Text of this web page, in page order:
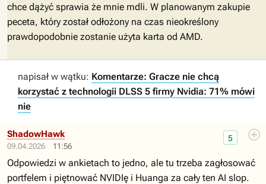
chce dążyć sprawia że mnie mdli. W planowanym zakupie
peceta, który został odłożony na czas nieokreślony
prawdopodobnie zostanie użyta karta od AMD.
napisał w wątku: Komentarze: Gracze nie chcą
korzystać z technologii DLSS 5 firmy Nvidia: 71% mówi
nie
09.04.2026 11:56
5
ShadowHawk
Odpowiedzi w ankietach to jedno, ale tu trzeba zagłosować
portfelem i piętnować NVIDIę i Huanga za cały ten AI slop.